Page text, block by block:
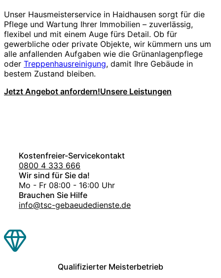
Unser Hausmeisterservice in Haidhausen sorgt für die
Pflege und Wartung Ihrer Immobilien – zuverlässig,
flexibel und mit einem Auge fürs Detail. Ob für
gewerbliche oder private Objekte, wir kümmern uns um
alle anfallenden Aufgaben wie die Grünanlagenpflege
oder Treppenhausreinigung, damit Ihre Gebäude in
bestem Zustand bleiben.
Jetzt Angebot anfordern!Unsere Leistungen
Kostenfreier-Servicekontakt
0800 4 333 666
Wir sind für Sie da!
Mo - Fr 08:00 - 16:00 Uhr
Brauchen Sie Hilfe
info@tsc-gebaeudedienste.de
Qualifizierter Meisterbetrieb